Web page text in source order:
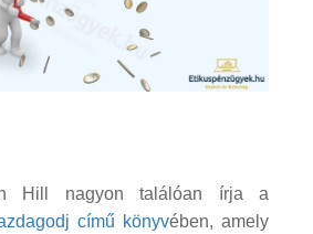
Hill nagyon találóan írja a
című könyvében, amely